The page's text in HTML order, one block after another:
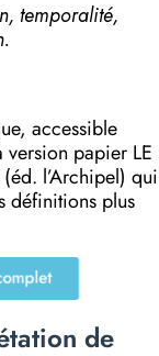
temporalité,
accessible
papier LE
l’Archipel) qui
définitions plus
de